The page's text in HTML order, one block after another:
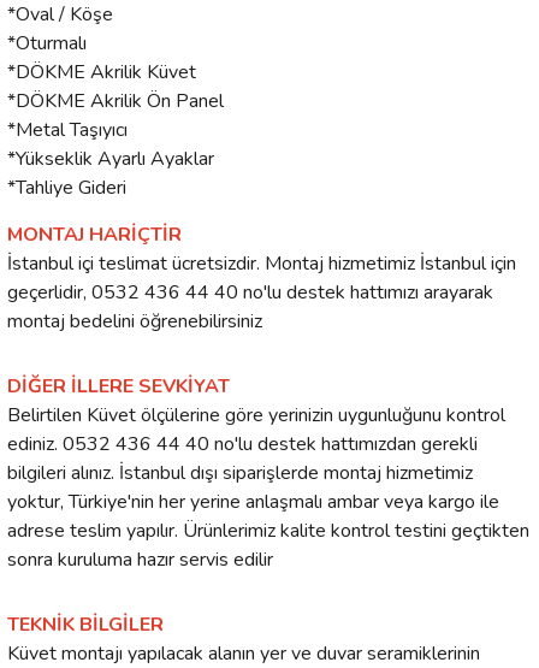
*Oval / Köşe
*Oturmalı
*DÖKME Akrilik Küvet
*DÖKME Akrilik Ön Panel
*Metal Taşıyıcı
*Yükseklik Ayarlı Ayaklar
*Tahliye Gideri
MONTAJ HARİÇTİR
İstanbul içi teslimat ücretsizdir. Montaj hizmetimiz İstanbul için
geçerlidir, 0532 436 44 40 no'lu destek hattımızı arayarak
montaj bedelini öğrenebilirsiniz
DİĞER İLLERE SEVKİYAT
Belirtilen Küvet ölçülerine göre yerinizin uygunluğunu kontrol
ediniz. 0532 436 44 40 no'lu destek hattımızdan gerekli
bilgileri alınız. İstanbul dışı siparişlerde montaj hizmetimiz
yoktur, Türkiye'nin her yerine anlaşmalı ambar veya kargo ile
adrese teslim yapılır. Ürünlerimiz kalite kontrol testini geçtikten
sonra kuruluma hazır servis edilir
TEKNİK BİLGİLER
Küvet montajı yapılacak alanın yer ve duvar seramiklerinin